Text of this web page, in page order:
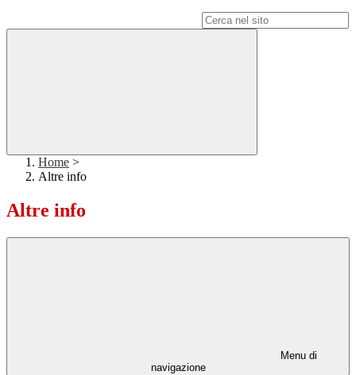
Home >
Altre info
Altre info
Menu di
navigazione